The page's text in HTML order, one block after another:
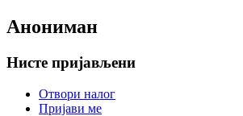
Анониман
Нисте пријављени
Отвори налог
Пријави ме